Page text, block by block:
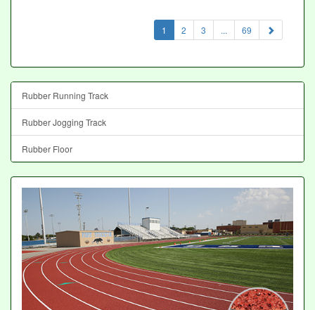
1 (current)
2 3 ... 69
Rubber Running Track
Rubber Jogging Track
Rubber Floor